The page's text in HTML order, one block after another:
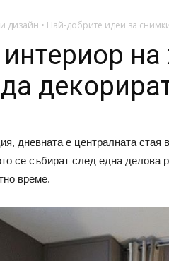
дизайн • Най-добрите идеи за
дневната е централната
се събират след една делова
време.